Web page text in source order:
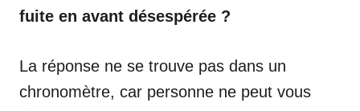
fuite en avant désespérée ?
La réponse ne se trouve pas dans un
chronomètre, car personne ne peut vous